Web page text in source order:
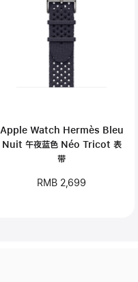
Apple Watch Hermès Bleu
Nuit 午夜蓝色 Néo Tricot 表
带
RMB 2,699